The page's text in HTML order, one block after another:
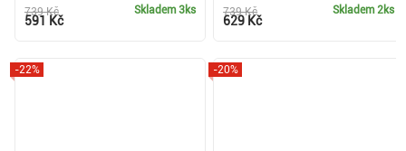
Skladem3ks
739 Kč
591 Kč
Skladem 2ks
739 Kč
629 Kč
-22% -20%